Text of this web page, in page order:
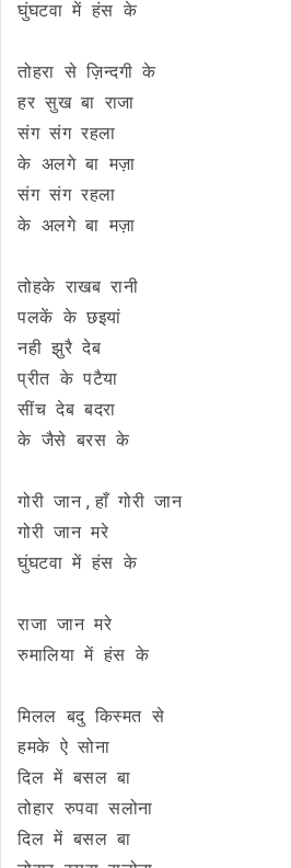
घुंघटवा में हंस के
तोहरा से ज़िन्दगी के
हर सुख बा राजा
संग संग रहला
के अलगे बा मज़ा
संग संग रहला
के अलगे बा मज़ा
तोहके राखब रानी
पलकें के छइयां
नही झुरै देब
प्रीत के पटैया
सींच देब बदरा
के जैसे बरस के
गोरी जान , हाँ गोरी जान
गोरी जान मरे
घुंघटवा में हंस के
राजा जान मरे
रुमालिया में हंस के
मिलल बदु किस्मत से
हमके ऐ सोना
दिल में बसल बा
तोहार रुपवा सलोना
दिल में बसल बा